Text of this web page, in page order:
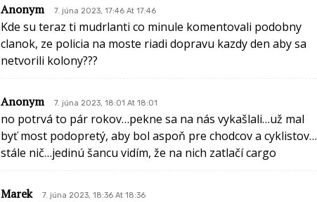
Anonym 7. júna 2023, 17:46 At 17:46
Kde su teraz ti mudrlanti co minule komentovali podobny
clanok, ze policia na moste riadi dopravu kazdy den aby sa
netvorili kolony???
Anonym 7. júna 2023, 18:01 At 18:01
no potrvá to pár rokov…pekne sa na nás vykašlali…už mal
byť most podopretý, aby bol aspoň pre chodcov a cyklistov…
stále nič…jedinú šancu vidím, že na nich zatlačí cargo
Marek 7. júna 2023, 18:36 At 18:36